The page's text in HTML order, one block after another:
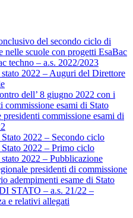
del secondo ciclo di
nelle scuole con progetti EsaBac
techno – a.s. 2022/2023
2022 – Auguri del Direttore
dell’ 8 giugno 2022 con i
commissione esami di Stato
commissione esami di
2022 – Secondo ciclo
2022 – Primo ciclo
2022 – Pubblicazione
presidenti di commissione
adempimenti esame di Stato
STATO – a.s. 21/22 –
e relativi allegati